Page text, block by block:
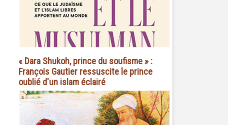
« Dara Shukoh, prince du soufisme » :
François Gautier ressuscite le prince
oublié d'un islam éclairé